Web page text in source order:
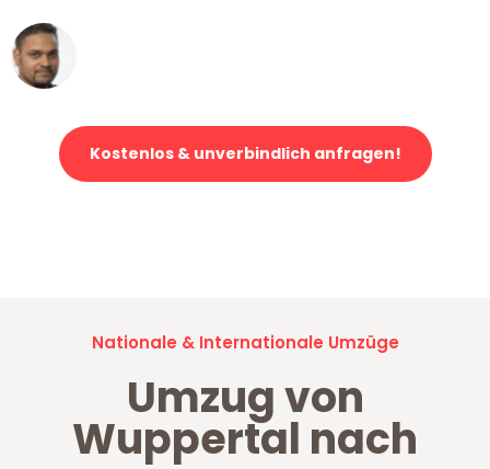
Kostenlos & unverbindlich anfragen!
Nationale & Internationale Umzüge
Umzug von
Wuppertal nach